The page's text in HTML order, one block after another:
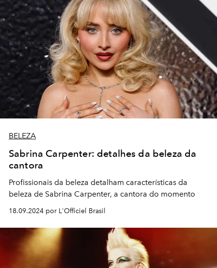
BELEZA
Sabrina Carpenter: detalhes da beleza da
cantora
Profissionais da beleza detalham características da
beleza de Sabrina Carpenter, a cantora do momento
18.09.2024 por L'Officiel Brasil